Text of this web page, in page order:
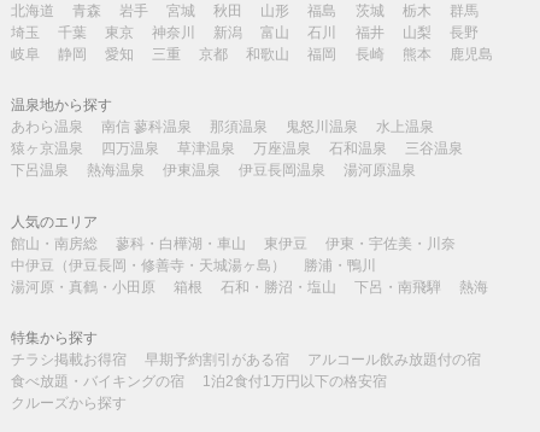
北海道
青森 岩手 宮城 秋田 山形 福島 茨城 栃木
群馬
埼玉
千葉 東京 神奈川 新潟 富山 石川 福井 山梨
長野
岐阜
静岡 愛知 三重 京都 和歌山 福岡 長崎 熊本 鹿児島
温泉地から探す
あわら温泉
南信 蓼科温泉 那須温泉 鬼怒川温泉
水上温泉
猿ヶ京温泉
四万温泉 草津温泉 万座温泉 石和温泉
三谷温泉
下呂温泉
熱海温泉 伊東温泉 伊豆長岡温泉 湯河原温泉
人気のエリア
館山・南房総
蓼科・白樺湖・車山 東伊豆
伊東・宇佐美・川奈
中伊豆（伊豆長岡・修善寺・天城湯ヶ島）
勝浦・鴨川
湯河原・真鶴・小田原
箱根 石和・勝沼・塩山 下呂・南飛騨 熱海
特集から探す
チラシ掲載お得宿
早期予約割引がある宿
アルコール飲み放題付の宿
食べ放題・バイキングの宿
1泊2食付1万円以下の格安宿
クルーズから探す